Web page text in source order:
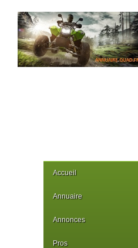
Accueil
Annuaire
Annonces
Pros